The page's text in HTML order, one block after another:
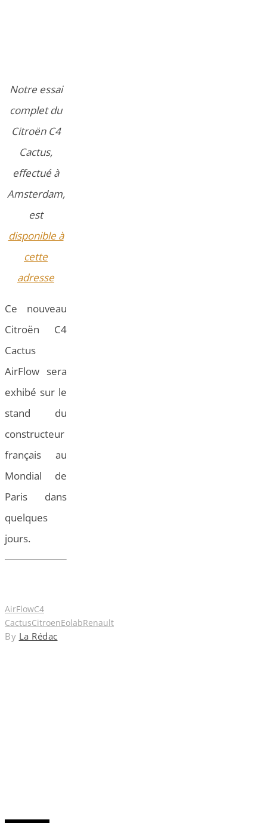
Notre essai
complet du
Citroën C4
Cactus,
effectué à
Amsterdam,
est
disponible à
cette
adresse
Ce nouveau
Citroën C4
Cactus
AirFlow sera
exhibé sur le
stand du
constructeur
français au
Mondial de
Paris dans
quelques
jours.
AirFlowC4
CactusCitroenEolabRenault
By La Rédac